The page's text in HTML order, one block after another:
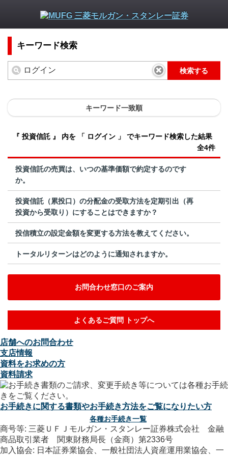
キーワード検索
検索する
キーワード一致順
『 投資信託 』 内を 「 ログイン 」 でキーワード検索した結果
全4件
投資信託の売買は、いつの基準価額で約定するのです
か。
投資信託（累投口）の分配金の受取方法を定期引出（再
投資から受取り）にすることはできますか？
投信積立の設定金額を変更する方法を教えてください。
トータルリターンはどのように通知されますか。
お問合わせ窓口のご案内
よくあるご質問 トップへ
店舗へのお問合わせ
支店情報
資料をお求めの方
資料請求
お手続きに関する書類やお手続き方法をご覧になりたい方
各種お手続き一覧
商号等: 三菱ＵＦＪモルガン・スタンレー証券株式会社 金融
商品取引業者 関東財務局長（金商）第2336号
加入協会: 日本証券業協会、一般社団法人資産運用業協会、一